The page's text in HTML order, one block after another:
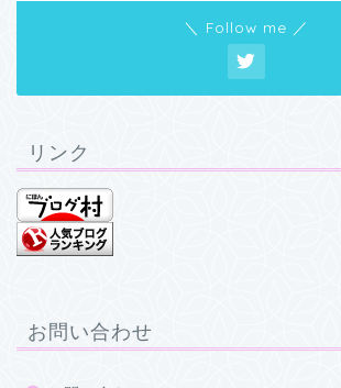
＼ Follow me ／
リンク
お問い合わせ